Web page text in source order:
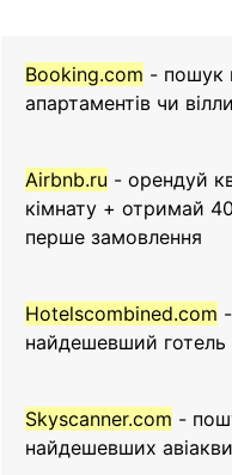
Booking.com - пошук
апартаментів чи
Airbnb.ru - орендуй
кімнату + отримай
перше замовлення
Hotelscombined.com
найдешевший готель
Skyscanner.com -
найдешевших